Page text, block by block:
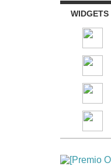
WIDGETS